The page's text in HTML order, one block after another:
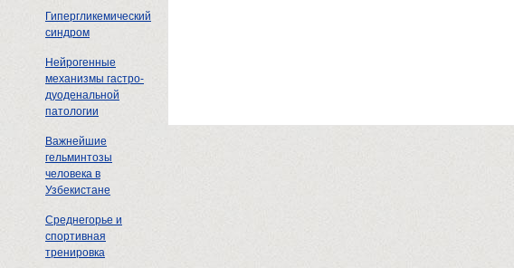
Гипергликемический
синдром
Нейрогенные
механизмы гастро-
дуоденальной
патологии
Важнейшие
гельминтозы
человека в
Узбекистане
Среднегорье и
спортивная
тренировка